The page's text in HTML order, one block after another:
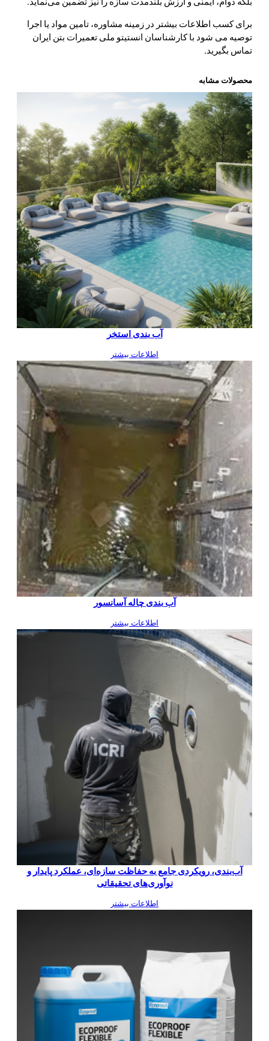
برای کسب اطلاعات بیشتر در زمینه مشاوره، تامین مواد یا اجرا
توصیه می شود با کارشناسان انستیتو ملی تعمیرات بتن ایران
تماس بگیرید.
محصولات مشابه
آب بندی استخر
اطلاعات بیشتر
آب بندی چاله آسانسور
اطلاعات بیشتر
آب‌بندی، رویکردی جامع به حفاظت سازه‌ای، عملکرد پایدار و
نوآوری‌های تحقیقاتی
اطلاعات بیشتر